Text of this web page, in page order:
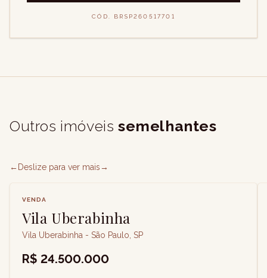
CÓD. BRSP260517701
Outros imóveis semelhantes
← Deslize para ver mais→
VENDA
Vila Uberabinha
Vila Uberabinha - São Paulo, SP
R$ 24.500.000